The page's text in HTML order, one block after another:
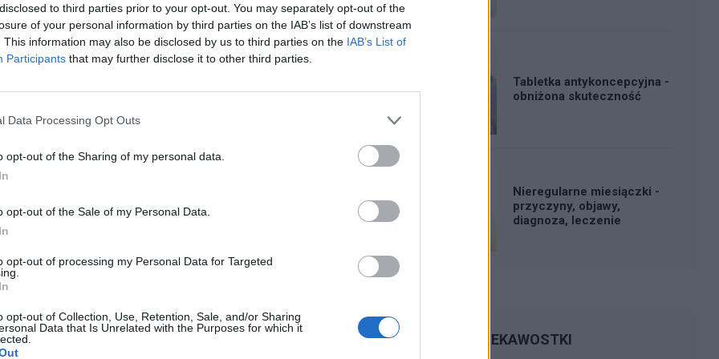
to third parties prior to your opt-out. You may separately opt-out of the
of your personal information by third parties on the IAB’s list of downstream
This information may also be disclosed by us to third parties on the IAB’s List of
Participants that may further disclose it to other third parties.
Data Processing Opt Outs
opt-out of the Sharing of my personal data.
opt-out of the Sale of my Personal Data.
opt-out of processing my Personal Data for Targeted
opt-out of Collection, Use, Retention, Sale, and/or Sharing
Data that Is Unrelated with the Purposes for which it
WYŚLIJ
W maju myślałam że dostałam pierwszej miesiączki
okres. Przypominało to bardziej takie plamienie i to
śluz który jednego dnia był a na drugi dzień
3 dni a raz 6 jak przy miesiączce. Czy to normalne ?
Tabletka antykoncepcyjna -
obniżona skuteczność
Nieregularne miesiączki -
przyczyny, objawy,
diagnoza, leczenie
CIEKAWOSTKI